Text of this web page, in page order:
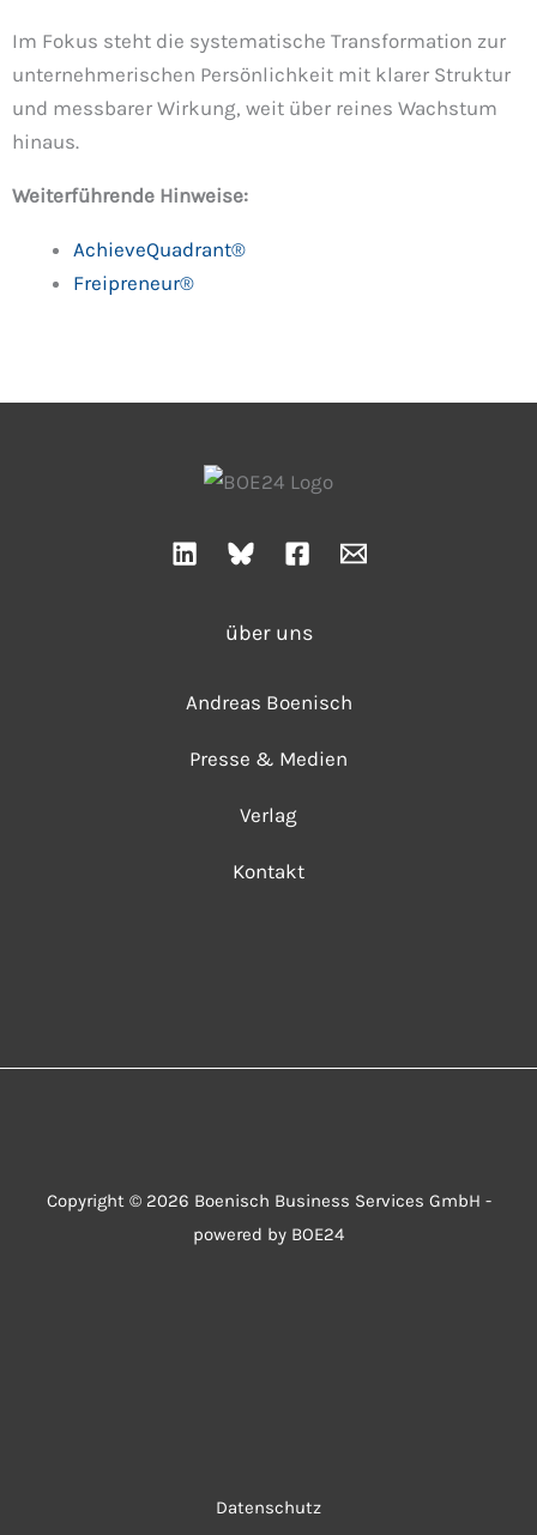
Im Fokus steht die systematische Transformation zur
unternehmerischen Persönlichkeit mit klarer Struktur
und messbarer Wirkung, weit über reines Wachstum
hinaus.
Weiterführende Hinweise:
AchieveQuadrant®
Freipreneur®
über uns
Andreas Boenisch
Presse & Medien
Verlag
Kontakt
Copyright © 2026 Boenisch Business Services GmbH -
powered by BOE24
Datenschutz